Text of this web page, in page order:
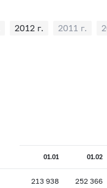
2012 г. 2011 г.
01.01 01.02
213 938 252 366